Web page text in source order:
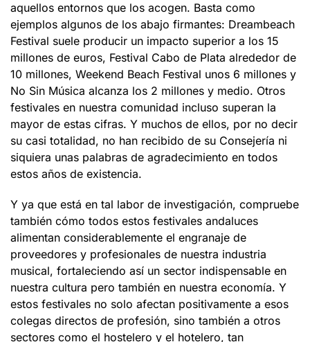
aquellos entornos que los acogen. Basta como
ejemplos algunos de los abajo firmantes: Dreambeach
Festival suele producir un impacto superior a los 15
millones de euros, Festival Cabo de Plata alrededor de
10 millones, Weekend Beach Festival unos 6 millones y
No Sin Música alcanza los 2 millones y medio. Otros
festivales en nuestra comunidad incluso superan la
mayor de estas cifras. Y muchos de ellos, por no decir
su casi totalidad, no han recibido de su Consejería ni
siquiera unas palabras de agradecimiento en todos
estos años de existencia.
Y ya que está en tal labor de investigación, compruebe
también cómo todos estos festivales andaluces
alimentan considerablemente el engranaje de
proveedores y profesionales de nuestra industria
musical, fortaleciendo así un sector indispensable en
nuestra cultura pero también en nuestra economía. Y
estos festivales no solo afectan positivamente a esos
colegas directos de profesión, sino también a otros
sectores como el hostelero y el hotelero, tan